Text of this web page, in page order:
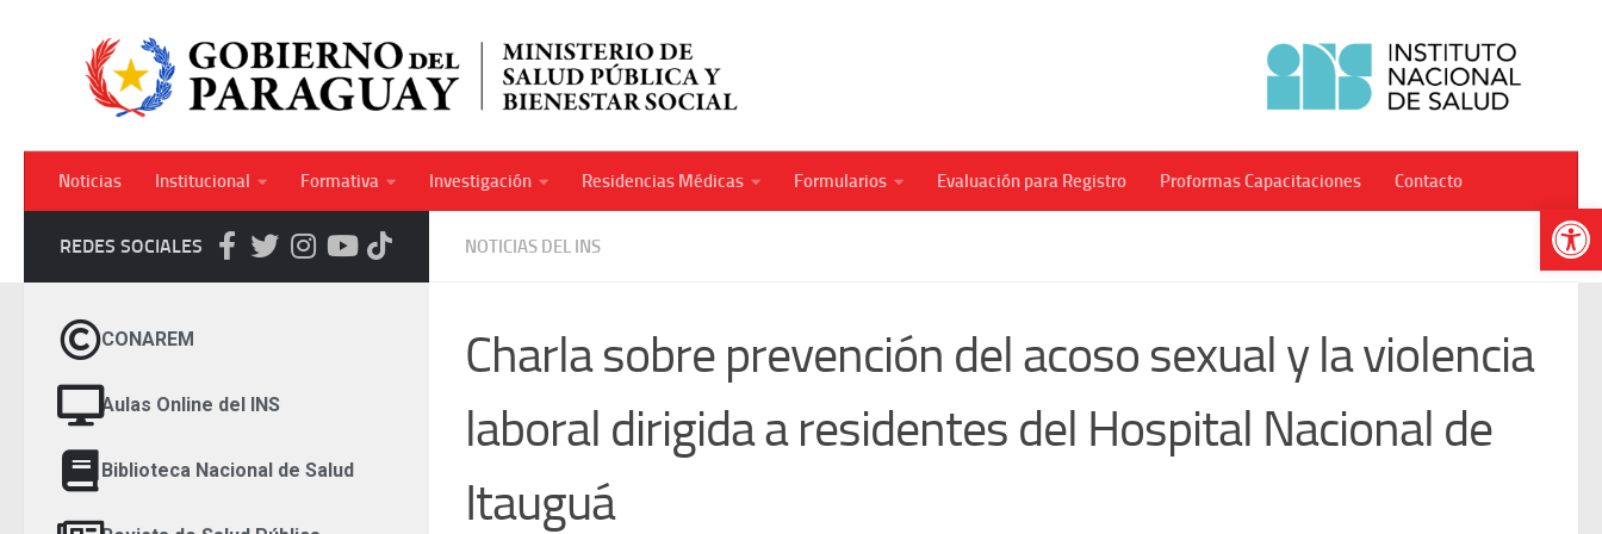
Skip to content
Noticias Institucional Formativa Investigación Residencias Médicas Formularios Evaluación para Registro Proformas Capacitaciones Contacto
NOTICIAS DEL INS
Charla sobre prevención del acoso sexual y la violencia
laboral dirigida a residentes del Hospital Nacional de
Itauguá
REDES SOCIALES
CONAREM
Aulas Online del INS
Biblioteca Nacional de Salud